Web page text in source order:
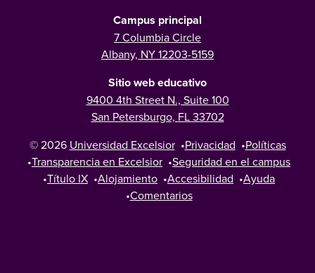
Campus principal
7 Columbia Circle
Albany, NY 12203-5159
Sitio web educativo
9400 4th Street N., Suite 100
San Petersburgo, FL 33702
© 2026 Universidad Excelsior •Privacidad •Políticas
•Transparencia en Excelsior •Seguridad en el campus
•Título IX •Alojamiento •Accesibilidad •Ayuda
•Comentarios